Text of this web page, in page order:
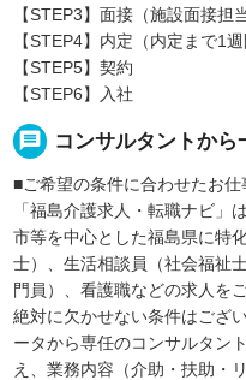
【STEP3】面接（施設面接担
【STEP4】内定（内定まで1週
【STEP5】契約
【STEP6】入社
message コンサルタントから
■ご希望の条件に合わせたお仕
「福島介護求人・転職ナビ」
市等を中心とした福島県に特
士）、生活相談員（社会福祉
門員）、看護職などの求人を
絶対に欠かせない条件はござ
ータから専任のコンサルタン
え、業務内容（介助・扶助・